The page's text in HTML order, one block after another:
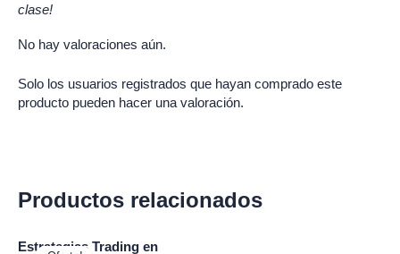
clase!
No hay valoraciones aún.
Solo los usuarios registrados que hayan comprado este
producto pueden hacer una valoración.
Productos relacionados
Estrategias Trading en